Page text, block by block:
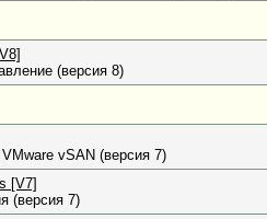
(версия 8)
vSAN (версия 7)
[V7]
(версия 7)